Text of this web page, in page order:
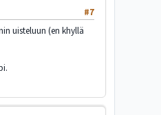
#7
uisteluun (en khyllä